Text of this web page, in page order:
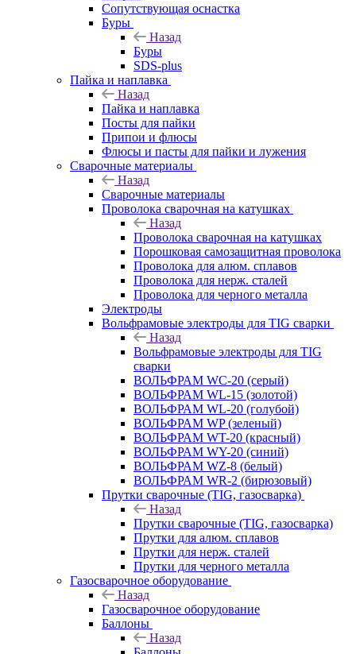
Сопутствующая оснастка
Буры
Назад
Буры
SDS-plus
Пайка и наплавка
Назад
Пайка и наплавка
Посты для пайки
Припои и флюсы
Флюсы и пасты для пайки и лужения
Сварочные материалы
Назад
Сварочные материалы
Проволока сварочная на катушках
Назад
Проволока сварочная на катушках
Порошковая самозащитная проволока
Проволока для алюм. сплавов
Проволока для нерж. сталей
Проволока для черного металла
Электроды
Вольфрамовые электроды для TIG сварки
Назад
Вольфрамовые электроды для TIG
сварки
ВОЛЬФРАМ WC-20 (серый)
ВОЛЬФРАМ WL-15 (золотой)
ВОЛЬФРАМ WL-20 (голубой)
ВОЛЬФРАМ WP (зеленый)
ВОЛЬФРАМ WT-20 (красный)
ВОЛЬФРАМ WY-20 (синий)
ВОЛЬФРАМ WZ-8 (белый)
ВОЛЬФРАМ WR-2 (бирюзовый)
Прутки сварочные (TIG, газосварка)
Назад
Прутки сварочные (TIG, газосварка)
Прутки для алюм. сплавов
Прутки для нерж. сталей
Прутки для черного металла
Газосварочное оборудование
Назад
Газосварочное оборудование
Баллоны
Назад